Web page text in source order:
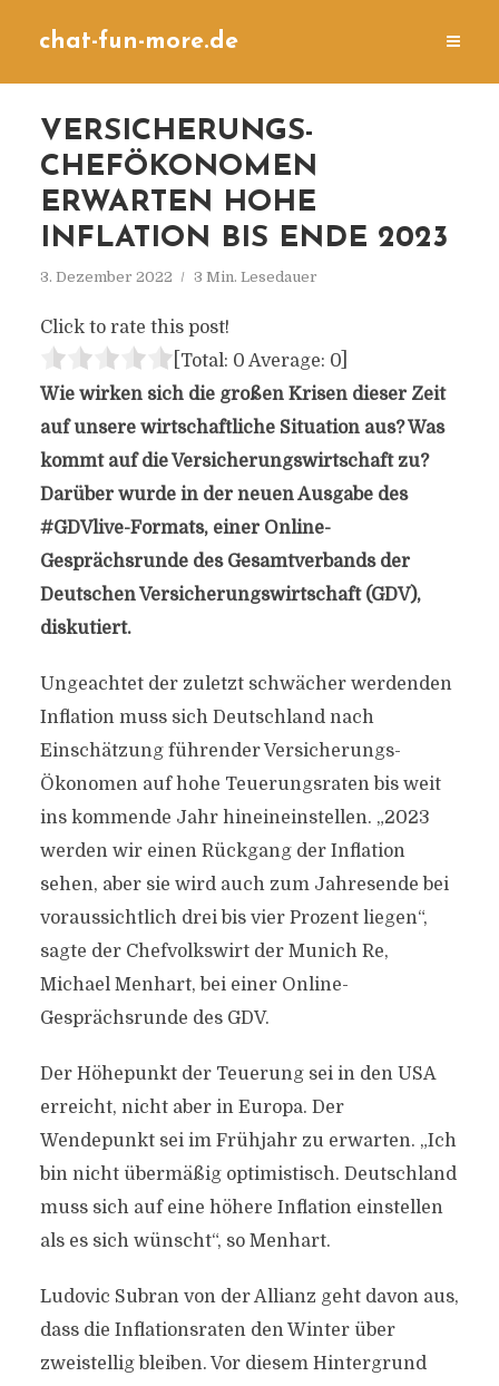
chat-fun-more.de
VERSICHERUNGS-
CHEFÖKONOMEN
ERWARTEN HOHE
INFLATION BIS ENDE 2023
3. Dezember 2022 3 Min. Lesedauer
Click to rate this post!
[Total: 0 Average: 0]
Wie wirken sich die großen Krisen dieser Zeit
auf unsere wirtschaftliche Situation aus? Was
kommt auf die Versicherungswirtschaft zu?
Darüber wurde in der neuen Ausgabe des
#GDVlive-Formats, einer Online-
Gesprächsrunde des Gesamtverbands der
Deutschen Versicherungswirtschaft (GDV),
diskutiert.
Ungeachtet der zuletzt schwächer werdenden
Inflation muss sich Deutschland nach
Einschätzung führender Versicherungs-
Ökonomen auf hohe Teuerungsraten bis weit
ins kommende Jahr hineineinstellen. „2023
werden wir einen Rückgang der Inflation
sehen, aber sie wird auch zum Jahresende bei
voraussichtlich drei bis vier Prozent liegen“,
sagte der Chefvolkswirt der Munich Re,
Michael Menhart, bei einer Online-
Gesprächsrunde des GDV.
Der Höhepunkt der Teuerung sei in den USA
erreicht, nicht aber in Europa. Der
Wendepunkt sei im Frühjahr zu erwarten. „Ich
bin nicht übermäßig optimistisch. Deutschland
muss sich auf eine höhere Inflation einstellen
als es sich wünscht“, so Menhart.
Ludovic Subran von der Allianz geht davon aus,
dass die Inflationsraten den Winter über
zweistellig bleiben. Vor diesem Hintergrund